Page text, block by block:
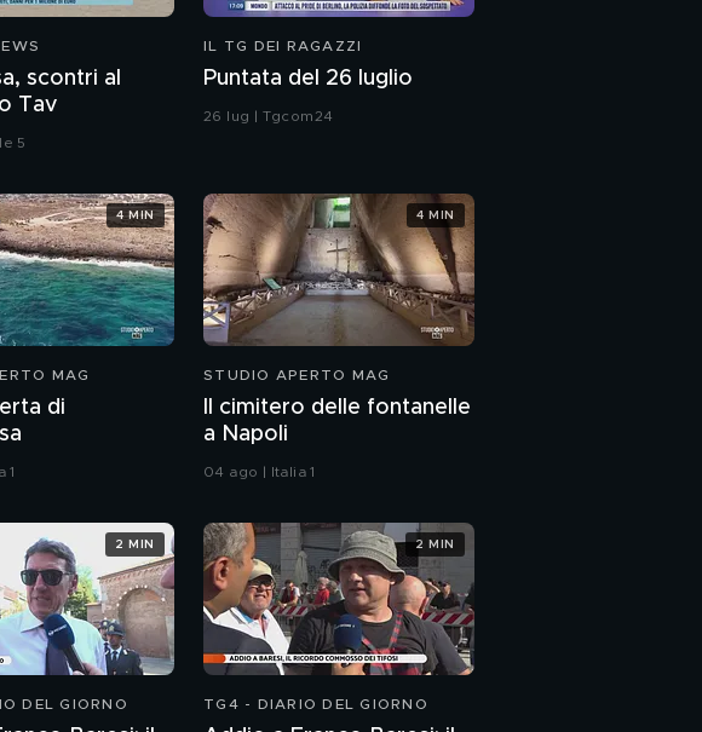
scontri al
Tav
5
IL TG DEI RAGAZZI
Puntata del 26 luglio
26 lug | Tgcom24
MAG
di
1
4 MIN
STUDIO APERTO MAG
Il cimitero delle fontanelle
a Napoli
04 ago | Italia 1
4 MIN
DEL GIORNO
2 MIN
TG4 - DIARIO DEL GIORNO
2 MIN